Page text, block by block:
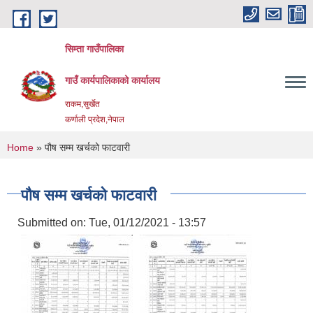
Skip to main content
सिम्ता गाउँपालिका
गाउँ कार्यपालिकाको कार्यालय
राकम,सुर्खेत
कर्णाली प्रदेश,नेपाल
You are here
Home » पौष सम्म खर्चको फाटवारी
पौष सम्म खर्चको फाटवारी
Submitted on: Tue, 01/12/2021 - 13:57